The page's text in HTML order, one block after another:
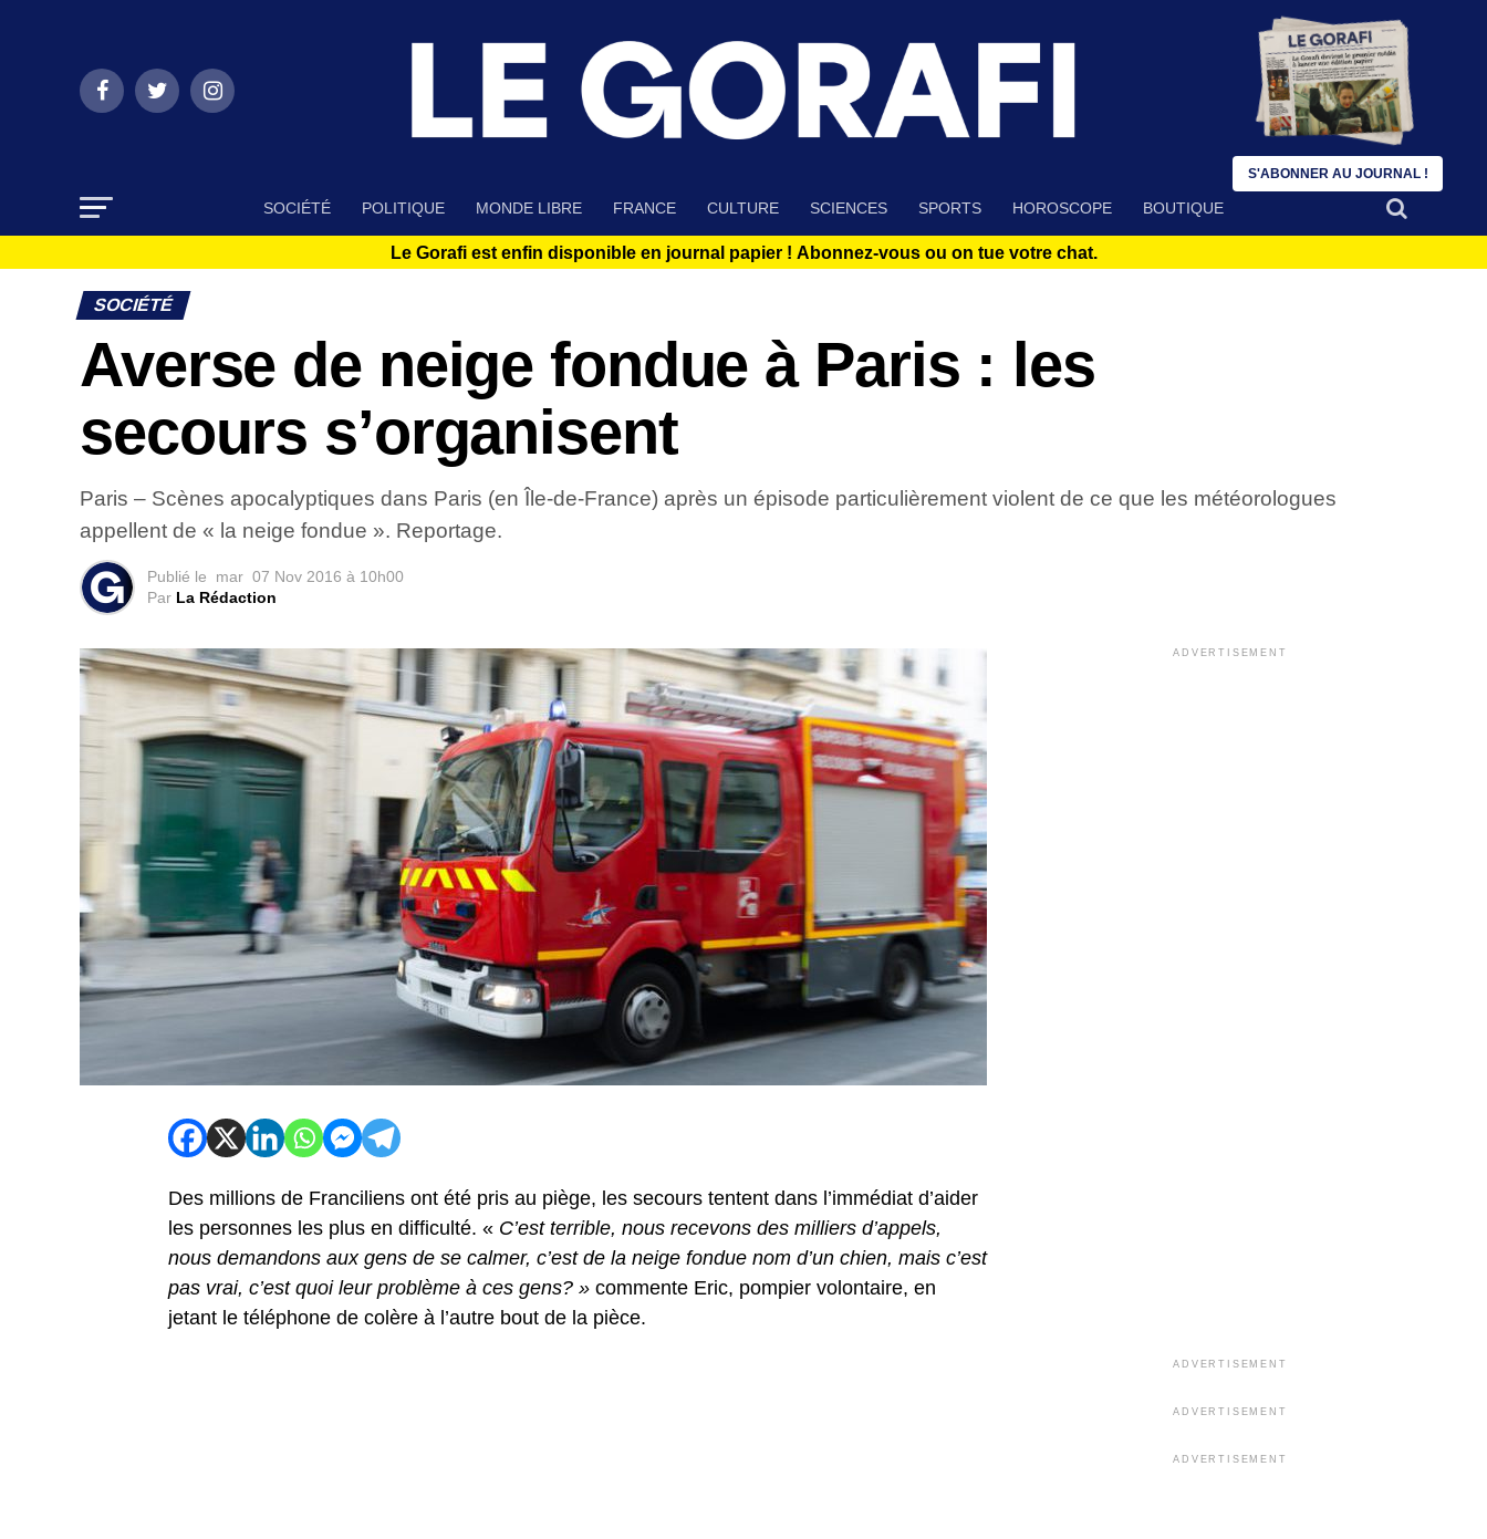
SOCIÉTÉ POLITIQUE MONDE LIBRE FRANCE CULTURE SCIENCES SPORTS HOROSCOPE BOUTIQUE
Le Gorafi est enfin disponible en journal papier ! Abonnez-vous ou on tue votre chat.
SOCIÉTÉ
Averse de neige fondue à Paris : les
secours s’organisent
Paris – Scènes apocalyptiques dans Paris (en Île-de-France) après un épisode particulièrement violent de ce que les météorologues
appellent de « la neige fondue ». Reportage.
Publié le mar 07 Nov 2016 à 10h00
Par La Rédaction
Des millions de Franciliens ont été pris au piège, les secours tentent dans l’immédiat d’aider
les personnes les plus en difficulté. « C’est terrible, nous recevons des milliers d’appels,
nous demandons aux gens de se calmer, c’est de la neige fondue nom d’un chien, mais c’est
pas vrai, c’est quoi leur problème à ces gens? » commente Eric, pompier volontaire, en
jetant le téléphone de colère à l’autre bout de la pièce.
ADVERTISEMENT
ADVERTISEMENT
ADVERTISEMENT
ADVERTISEMENT
S'ABONNER AU JOURNAL !